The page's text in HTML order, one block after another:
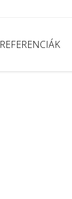
REFERENCIÁK